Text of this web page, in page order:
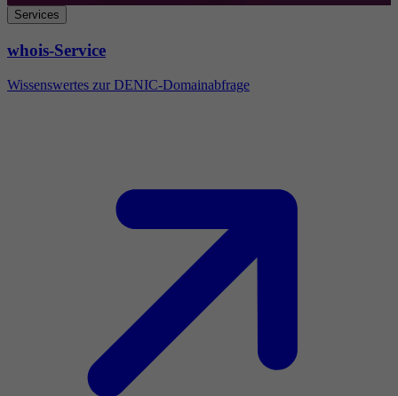
Services
whois-Service
Wissenswertes zur DENIC-Domainabfrage